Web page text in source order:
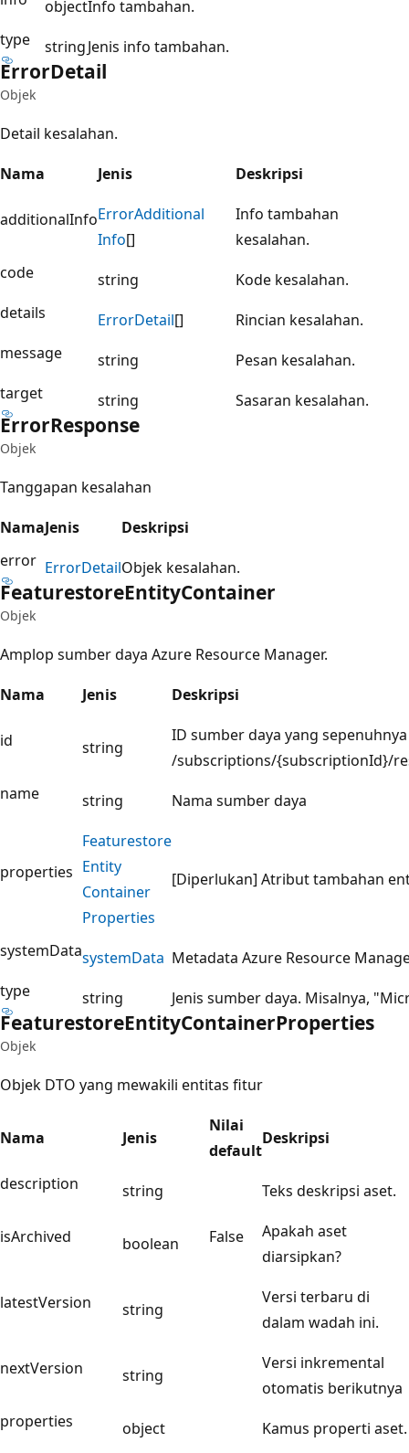
objectInfo tambahan.
type
stringJenis info tambahan.
ErrorDetail
Objek
Detail kesalahan.
Nama
Jenis Deskripsi
additionalInfoErrorAdditional
Info[]
Info tambahan
kesalahan.
code
string
Kode kesalahan.
details
ErrorDetail[]
Rincian kesalahan.
message
string
Pesan kesalahan.
target
string Sasaran kesalahan.
ErrorResponse
Objek
Tanggapan kesalahan
NamaJenis
Deskripsi
error ErrorDetailObjek kesalahan.
FeaturestoreEntityContainer
Objek
Amplop sumber daya Azure Resource Manager.
Nama
Jenis Deskripsi
id string
ID sumber daya yang
/subscriptions/{subscriptionId}/
name
string Nama sumber daya
properties
Featurestore
Entity
Container
Properties
[Diperlukan] Atribut tambahan
systemDatasystemData Metadata Azure Resource
type
string Jenis sumber daya. Misalnya,
FeaturestoreEntityContainerProperties
Objek
Objek DTO yang mewakili entitas fitur
Nama Jenis
Nilai
default
Deskripsi
description string Teks deskripsi aset.
isArchived boolean False
Apakah aset
diarsipkan?
latestVersion string
Versi terbaru di
dalam wadah ini.
nextVersion string
Versi inkremental
otomatis berikutnya
properties
object Kamus properti aset.